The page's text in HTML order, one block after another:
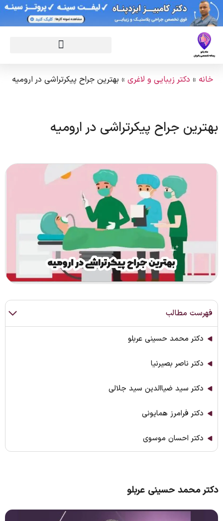
خانه » دکتر زیبایی و لاغری » بهترین جراح پیکرتراشی در ارومیه
بهترین جراح پیکرتراشی در ارومیه
فهرست مطالب
دکتر محمد حسینی عربلو
دكتر ناصر بصيرنيا
دکتر سید ضیاالدین سید جلالی
دکتر فرامرز همایونی
دکتر احسان موسوی
دکتر محمد حسینی عربلو